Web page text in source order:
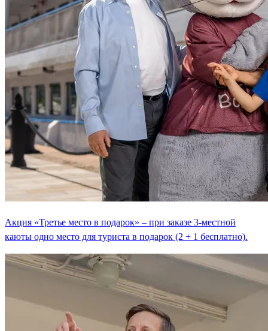
Акция «Третье место в подарок» – при заказе 3-местной
каюты одно место для туриста в подарок (2 + 1 бесплатно).